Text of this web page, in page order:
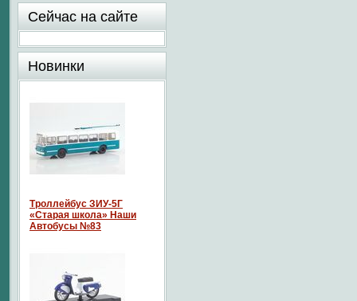
Сейчас на сайте
Новинки
Троллейбус ЗИУ-5Г
«Старая школа» Наши
Автобусы №83